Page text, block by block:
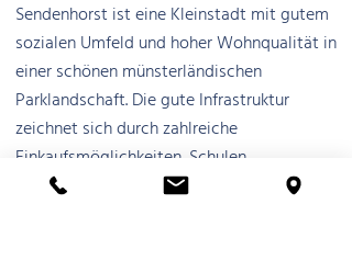
Sendenhorst ist eine Kleinstadt mit gutem
sozialen Umfeld und hoher Wohnqualität in
einer schönen münsterländischen
Parklandschaft. Die gute Infrastruktur
zeichnet sich durch zahlreiche
Einkaufsmöglichkeiten, Schulen,
Kindergärten und aktive Vereine aus. Es